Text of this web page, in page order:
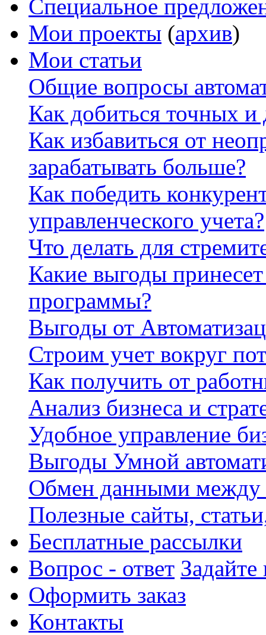
Специальное
Мои проекты (архив)
Мои статьи
Общие вопросы
Как добиться точных
Как избавиться от
зарабатывать больше?
Как победить
управленческого учета?
Что делать для
Какие выгоды
программы?
Выгоды от
Строим учет вокруг
Как получить от
Анализ бизнеса и
Удобное управление
Выгоды Умной
Обмен данными между
Полезные сайты,
Бесплатные рассылки
Вопрос - ответ
Оформить заказ
Контакты